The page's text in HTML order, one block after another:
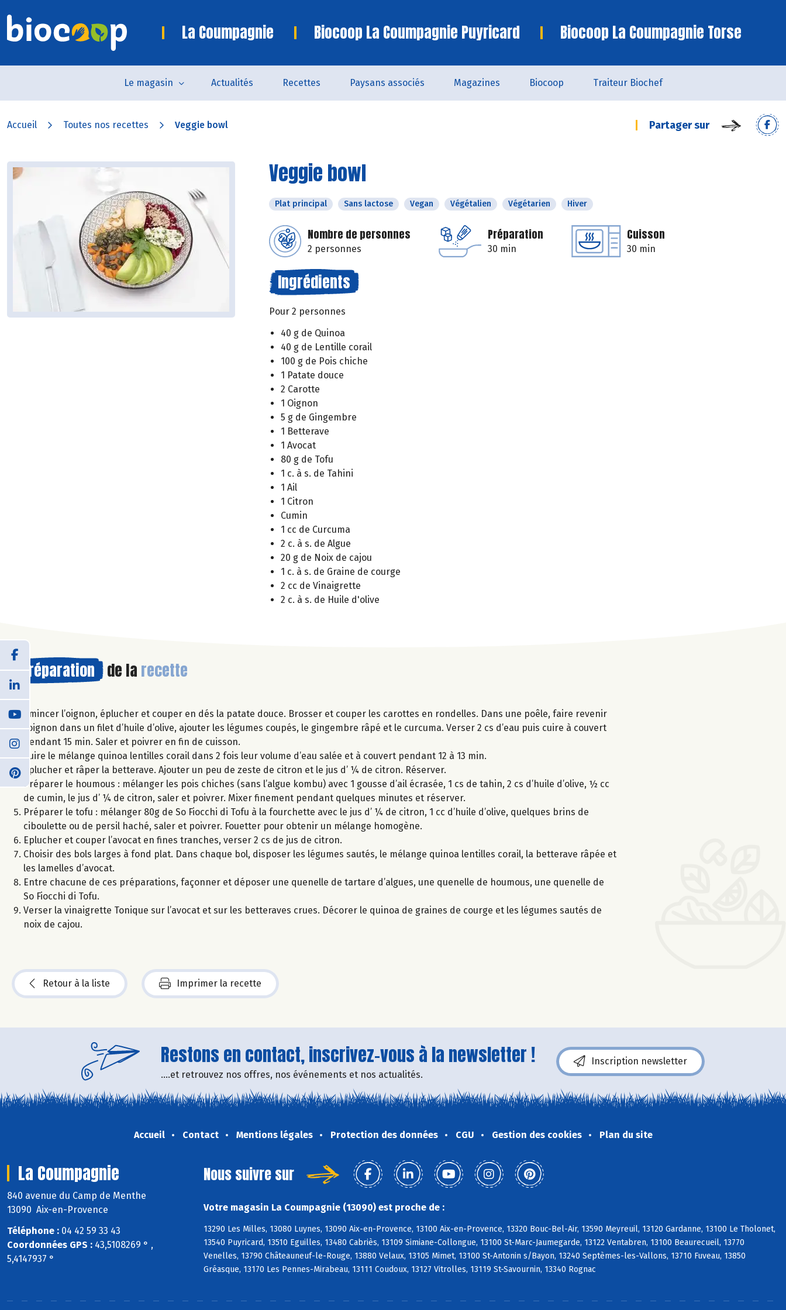
La Coumpagnie Biocoop La Coumpagnie Puyricard Biocoop La Coumpagnie Torse
Le magasin Actualités Recettes Paysans associés Magazines Biocoop Traiteur Biochef
Accueil Toutes nos recettes Veggie bowl Partager sur
Veggie bowl
Plat principal Sans lactose Vegan Végétalien Végétarien Hiver
Nombre de personnes
2 personnes
Préparation
30 min
Cuisson
30 min
Ingrédients
Pour 2 personnes
40 g de Quinoa
40 g de Lentille corail
100 g de Pois chiche
1 Patate douce
2 Carotte
1 Oignon
5 g de Gingembre
1 Betterave
1 Avocat
80 g de Tofu
1 c. à s. de Tahini
1 Ail
1 Citron
Cumin
1 cc de Curcuma
2 c. à s. de Algue
20 g de Noix de cajou
1 c. à s. de Graine de courge
2 cc de Vinaigrette
2 c. à s. de Huile d'olive
Préparation de la recette
Emincer l’oignon, éplucher et couper en dés la patate douce. Brosser et couper les carottes en rondelles. Dans une poêle, faire revenir
l’oignon dans un filet d’huile d’olive, ajouter les légumes coupés, le gingembre râpé et le curcuma. Verser 2 cs d’eau puis cuire à couvert
pendant 15 min. Saler et poivrer en fin de cuisson.
Cuire le mélange quinoa lentilles corail dans 2 fois leur volume d’eau salée et à couvert pendant 12 à 13 min.
Eplucher et râper la betterave. Ajouter un peu de zeste de citron et le jus d’ ¼ de citron. Réserver.
Préparer le houmous : mélanger les pois chiches (sans l’algue kombu) avec 1 gousse d’ail écrasée, 1 cs de tahin, 2 cs d’huile d’olive, ½ cc
de cumin, le jus d’ ¼ de citron, saler et poivrer. Mixer finement pendant quelques minutes et réserver.
Préparer le tofu : mélanger 80g de So Fiocchi di Tofu à la fourchette avec le jus d’ ¼ de citron, 1 cc d’huile d’olive, quelques brins de
ciboulette ou de persil haché, saler et poivrer. Fouetter pour obtenir un mélange homogène.
Eplucher et couper l’avocat en fines tranches, verser 2 cs de jus de citron.
Choisir des bols larges à fond plat. Dans chaque bol, disposer les légumes sautés, le mélange quinoa lentilles corail, la betterave râpée et
les lamelles d’avocat.
Entre chacune de ces préparations, façonner et déposer une quenelle de tartare d’algues, une quenelle de houmous, une quenelle de
So Fiocchi di Tofu.
Verser la vinaigrette Tonique sur l’avocat et sur les betteraves crues. Décorer le quinoa de graines de courge et les légumes sautés de
noix de cajou.
Retour à la liste Imprimer la recette
Restons en contact, inscrivez-vous à la newsletter !
....et retrouvez nos offres, nos événements et nos actualités.
Inscription newsletter
Accueil Contact Mentions légales Protection des données CGU Gestion des cookies Plan du site
La Coumpagnie
840 avenue du Camp de Menthe
13090 Aix-en-Provence
Téléphone : 04 42 59 33 43
Coordonnées GPS : 43,5108269 ° ,
5,4147937 °
Nous suivre sur
Votre magasin La Coumpagnie (13090) est proche de :
13290 Les Milles, 13080 Luynes, 13090 Aix-en-Provence, 13100 Aix-en-Provence, 13320 Bouc-Bel-Air, 13590 Meyreuil, 13120 Gardanne, 13100 Le Tholonet,
13540 Puyricard, 13510 Eguilles, 13480 Cabriès, 13109 Simiane-Collongue, 13100 St-Marc-Jaumegarde, 13122 Ventabren, 13100 Beaurecueil, 13770
Venelles, 13790 Châteauneuf-le-Rouge, 13880 Velaux, 13105 Mimet, 13100 St-Antonin s/Bayon, 13240 Septèmes-les-Vallons, 13710 Fuveau, 13850
Gréasque, 13170 Les Pennes-Mirabeau, 13111 Coudoux, 13127 Vitrolles, 13119 St-Savournin, 13340 Rognac